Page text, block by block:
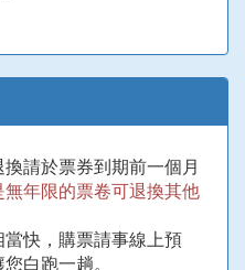
請於票券到期前一個月
無年限的票卷可退換其他
快，購票請事線上預
白跑一趟。